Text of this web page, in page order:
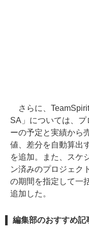
さらに、
SA」については、
ーの予定と実績から
値、差分を自動算出
を追加。また、スケ
ン済みのプロジェク
の期間を指定して一
追加した。
編集部のおすすめ記